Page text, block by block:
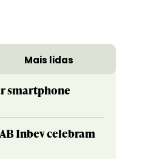
Mais lidas
smartphone
Inbev celebram